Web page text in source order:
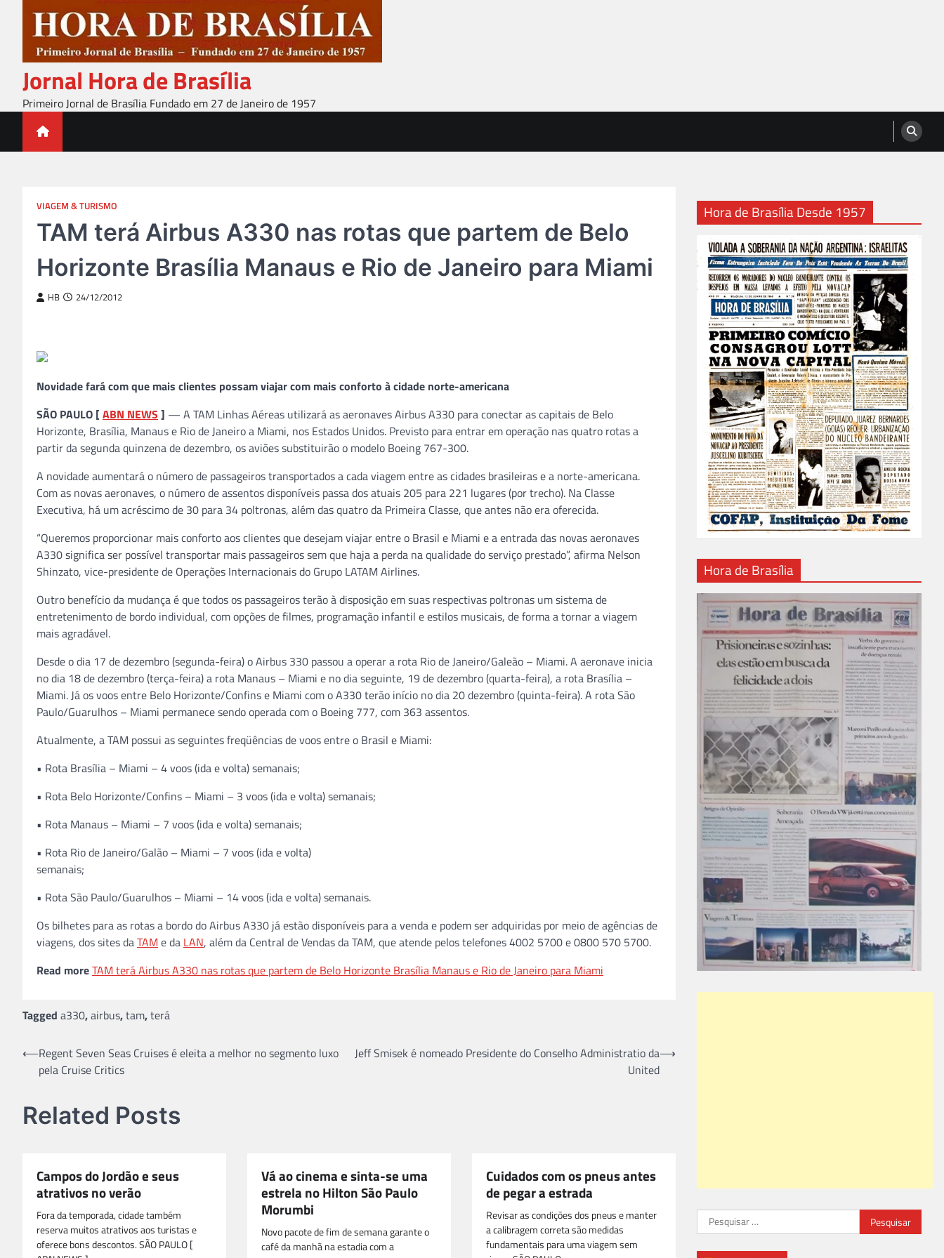
content
Jornal Hora de Brasília
Primeiro Jornal de Brasília Fundado em 27 de Janeiro de 1957
VIAGEM & TURISMO
TAM terá Airbus A330 nas rotas que partem de Belo
Horizonte Brasília Manaus e Rio de Janeiro para Miami
HB 24/12/2012
Novidade fará com que mais clientes possam viajar com mais conforto à cidade norte-americana
SÃO PAULO [ABN NEWS ] — A TAM Linhas Aéreas utilizará as aeronaves Airbus A330 para conectar as capitais de Belo
Horizonte, Brasília, Manaus e Rio de Janeiro a Miami, nos Estados Unidos. Previsto para entrar em operação nas quatro rotas a
partir da segunda quinzena de dezembro, os aviões substituirão o modelo Boeing 767-300.
A novidade aumentará o número de passageiros transportados a cada viagem entre as cidades brasileiras e a norte-americana.
Com as novas aeronaves, o número de assentos disponíveis passa dos atuais 205 para 221 lugares (por trecho). Na Classe
Executiva, há um acréscimo de 30 para 34 poltronas, além das quatro da Primeira Classe, que antes não era oferecida.
“Queremos proporcionar mais conforto aos clientes que desejam viajar entre o Brasil e Miami e a entrada das novas aeronaves
A330 significa ser possível transportar mais passageiros sem que haja a perda na qualidade do serviço prestado”, afirma Nelson
Shinzato, vice-presidente de Operações Internacionais do Grupo LATAM Airlines.
Outro benefício da mudança é que todos os passageiros terão à disposição em suas respectivas poltronas um sistema de
entretenimento de bordo individual, com opções de filmes, programação infantil e estilos musicais, de forma a tornar a viagem
mais agradável.
Desde o dia 17 de dezembro (segunda-feira) o Airbus 330 passou a operar a rota Rio de Janeiro/Galeão – Miami. A aeronave inicia
no dia 18 de dezembro (terça-feira) a rota Manaus – Miami e no dia seguinte, 19 de dezembro (quarta-feira), a rota Brasília –
Miami. Já os voos entre Belo Horizonte/Confins e Miami com o A330 terão início no dia 20 dezembro (quinta-feira). A rota São
Paulo/Guarulhos – Miami permanece sendo operada com o Boeing 777, com 363 assentos.
Atualmente, a TAM possui as seguintes freqüências de voos entre o Brasil e Miami:
• Rota Brasília – Miami – 4 voos (ida e volta) semanais;
• Rota Belo Horizonte/Confins – Miami – 3 voos (ida e volta) semanais;
• Rota Manaus – Miami – 7 voos (ida e volta) semanais;
• Rota Rio de Janeiro/Galão – Miami – 7 voos (ida e volta)
semanais;
• Rota São Paulo/Guarulhos – Miami – 14 voos (ida e volta) semanais.
Os bilhetes para as rotas a bordo do Airbus A330 já estão disponíveis para a venda e podem ser adquiridas por meio de agências de
viagens, dos sites daTAM e da LAN, além da Central de Vendas da TAM, que atende pelos telefones 4002 5700 e 0800 570 5700.
Read moreTAM terá Airbus A330 nas rotas que partem de Belo Horizonte Brasília Manaus e Rio de Janeiro para Miami
Tagged a330,airbus,tam,terá
Navegação
⟵Regent Seven Seas Cruises é eleita a melhor no segmento luxo
pela Cruise Critics
Jeff Smisek é nomeado Presidente do Conselho Administratio da
United
⟶
Related Posts
Campos do Jordão e seus
atrativos no verão
Fora da temporada, cidade também
reserva muitos atrativos aos turistas e
oferece bons descontos. SÃO PAULO [
Vá ao cinema e sinta-se uma
estrela no Hilton São Paulo
Morumbi
Novo pacote de fim de semana garante o
café da manhã na estadia com a
Cuidados com os pneus antes
de pegar a estrada
Revisar as condições dos pneus e manter
a calibragem correta são medidas
fundamentais para uma viagem sem
Hora de Brasília Desde 1957
Hora de Brasília
Pesquisar
por: